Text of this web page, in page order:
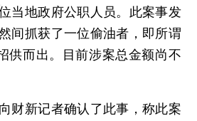
当地政府公职人员。此案事发
间抓获了一位偷油者，即所谓
供而出。目前涉案总金额尚不
新记者确认了此事，称此案